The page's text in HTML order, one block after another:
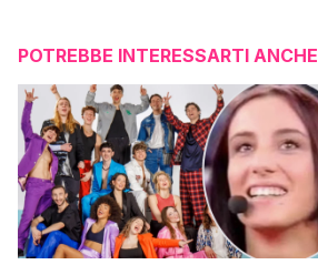
POTREBBE INTERESSARTI ANCHE